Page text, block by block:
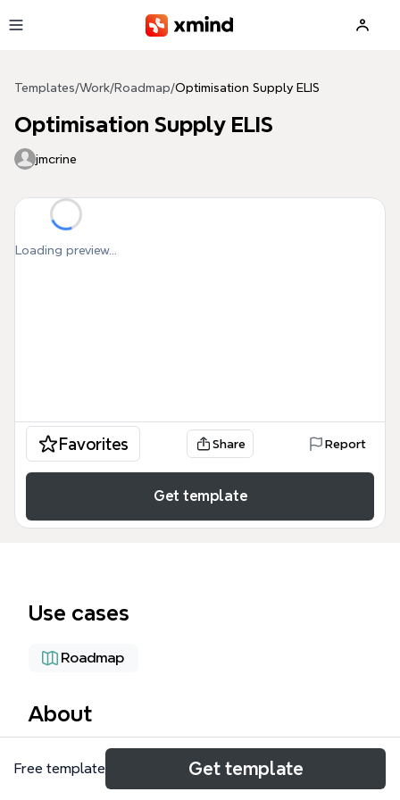
Templates/Work/Roadmap/Optimisation Supply ELIS
Optimisation Supply ELIS
jmcrine
Loading preview...
Favorites Share Report
Get template
Use cases
Roadmap
About
Ce template Xmind, intitulé « Optimisation Supply
ELIS », structure un projet d'optimisation de la
Free template Get template